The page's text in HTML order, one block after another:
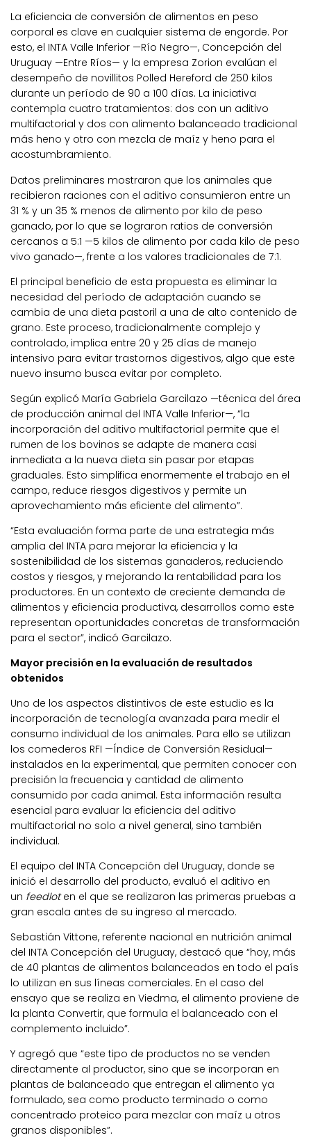
La eficiencia de conversión de alimentos en peso
corporal es clave en cualquier sistema de engorde. Por
esto, el INTA Valle Inferior —Río Negro—, Concepción del
Uruguay —Entre Ríos— y la empresa Zorion evalúan el
desempeño de novillitos Polled Hereford de 250 kilos
durante un período de 90 a 100 días. La iniciativa
contempla cuatro tratamientos: dos con un aditivo
multifactorial y dos con alimento balanceado tradicional
más heno y otro con mezcla de maíz y heno para el
acostumbramiento.
Datos preliminares mostraron que los animales que
recibieron raciones con el aditivo consumieron entre un
31 % y un 35 % menos de alimento por kilo de peso
ganado, por lo que se lograron ratios de conversión
cercanos a 5:1 —5 kilos de alimento por cada kilo de peso
vivo ganado—, frente a los valores tradicionales de 7:1.
El principal beneficio de esta propuesta es eliminar la
necesidad del período de adaptación cuando se
cambia de una dieta pastoril a una de alto contenido de
grano. Este proceso, tradicionalmente complejo y
controlado, implica entre 20 y 25 días de manejo
intensivo para evitar trastornos digestivos, algo que este
nuevo insumo busca evitar por completo.
Según explicó María Gabriela Garcilazo —técnica del área
de producción animal del INTA Valle Inferior—, “la
incorporación del aditivo multifactorial permite que el
rumen de los bovinos se adapte de manera casi
inmediata a la nueva dieta sin pasar por etapas
graduales. Esto simplifica enormemente el trabajo en el
campo, reduce riesgos digestivos y permite un
aprovechamiento más eficiente del alimento”.
“Esta evaluación forma parte de una estrategia más
amplia del INTA para mejorar la eficiencia y la
sostenibilidad de los sistemas ganaderos, reduciendo
costos y riesgos, y mejorando la rentabilidad para los
productores. En un contexto de creciente demanda de
alimentos y eficiencia productiva, desarrollos como este
representan oportunidades concretas de transformación
para el sector”, indicó Garcilazo.
Mayor precisión en la evaluación de resultados
obtenidos
Uno de los aspectos distintivos de este estudio es la
incorporación de tecnología avanzada para medir el
consumo individual de los animales. Para ello se utilizan
los comederos RFI —Índice de Conversión Residual—
instalados en la experimental, que permiten conocer con
precisión la frecuencia y cantidad de alimento
consumido por cada animal. Esta información resulta
esencial para evaluar la eficiencia del aditivo
multifactorial no solo a nivel general, sino también
individual.
El equipo del INTA Concepción del Uruguay, donde se
inició el desarrollo del producto, evaluó el aditivo en
un feedloten el que se realizaron las primeras pruebas a
gran escala antes de su ingreso al mercado.
Sebastián Vittone, referente nacional en nutrición animal
del INTA Concepción del Uruguay, destacó que “hoy, más
de 40 plantas de alimentos balanceados en todo el país
lo utilizan en sus líneas comerciales. En el caso del
ensayo que se realiza en Viedma, el alimento proviene de
la planta Convertir, que formula el balanceado con el
complemento incluido”.
Y agregó que “este tipo de productos no se venden
directamente al productor, sino que se incorporan en
plantas de balanceado que entregan el alimento ya
formulado, sea como producto terminado o como
concentrado proteico para mezclar con maíz u otros
granos disponibles”.